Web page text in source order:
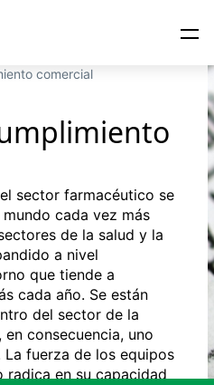
comercial
sector farmacéutico se
cada vez más
de la salud y la
a nivel
que tiende a
cada año. Se están
del sector de la
consecuencia, uno
fuerza de los equipos
radica en su capacidad